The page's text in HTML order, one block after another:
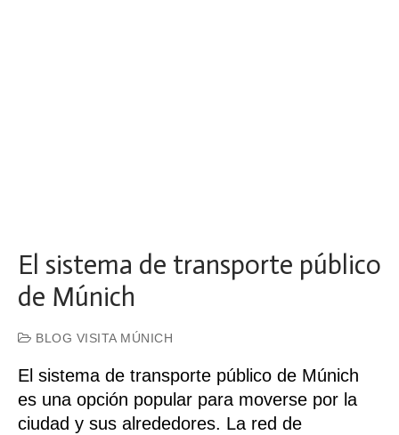
El sistema de transporte público
de Múnich
BLOG VISITA MÚNICH
El sistema de transporte público de Múnich
es una opción popular para moverse por la
ciudad y sus alrededores. La red de